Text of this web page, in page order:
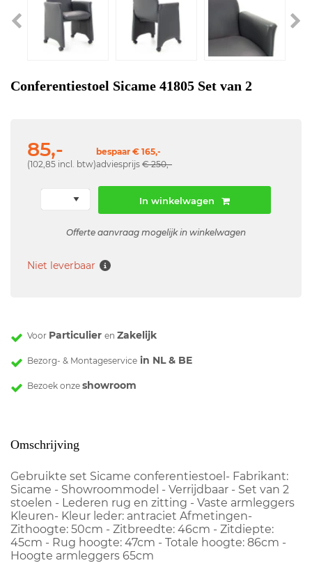
Conferentiestoel Sicame 41805 Set van 2
85,-
(102,85 incl. btw)
bespaar € 165,-
adviesprijs € 250,-
In winkelwagen
Offerte aanvraag mogelijk in winkelwagen
Niet leverbaar
Voor Particulier en Zakelijk
Bezorg- & Montageservice in NL & BE
Bezoek onze showroom
Omschrijving
Gebruikte set Sicame conferentiestoel- Fabrikant:
Sicame - Showroommodel - Verrijdbaar - Set van 2
stoelen - Lederen rug en zitting - Vaste armleggers
Kleuren- Kleur leder: antraciet Afmetingen-
Zithoogte: 50cm - Zitbreedte: 46cm - Zitdiepte:
45cm - Rug hoogte: 47cm - Totale hoogte: 86cm -
Hoogte armleggers 65cm